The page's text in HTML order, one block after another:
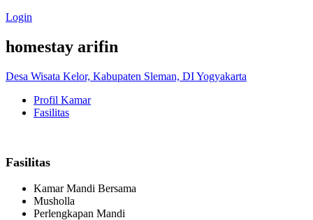
Login
homestay arifin
Desa Wisata Kelor, Kabupaten Sleman, DI Yogyakarta
Profil Kamar
Fasilitas
Fasilitas
Kamar Mandi Bersama
Musholla
Perlengkapan Mandi